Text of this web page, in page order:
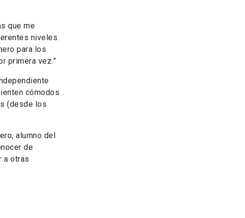
que me
niveles.
para los
primera vez.”
cómodos
(desde los
alumno del
de
a otras